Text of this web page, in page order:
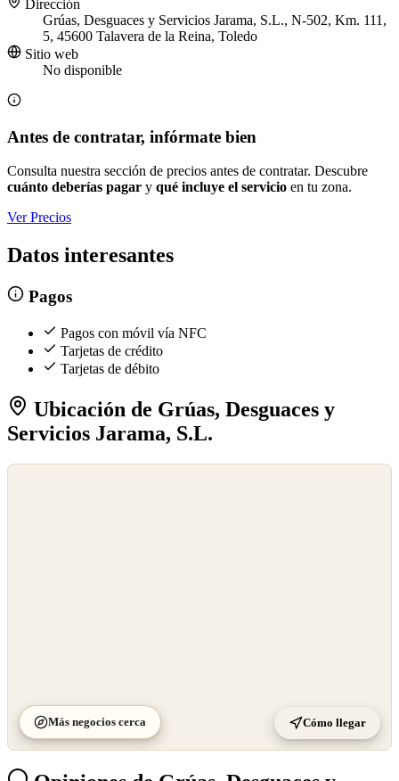
Dirección
Grúas, Desguaces y Servicios Jarama, S.L., N-502, Km. 111,
5, 45600 Talavera de la Reina, Toledo
Sitio web
No disponible
Antes de contratar, infórmate bien
Consulta nuestra sección de precios antes de contratar. Descubre
cuánto deberías pagar y qué incluye el servicio en tu zona.
Ver Precios
Datos interesantes
Pagos
Pagos con móvil vía NFC
Tarjetas de crédito
Tarjetas de débito
Ubicación de Grúas, Desguaces y
Servicios Jarama, S.L.
Más negocios cerca Cómo llegar